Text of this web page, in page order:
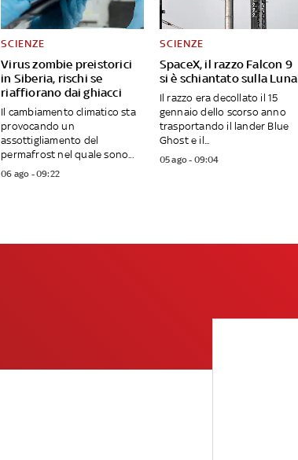
Virus zombie preistorici
in Siberia, rischi se
riaffiorano dai ghiacci
SCIENZE
Il cambiamento climatico sta
provocando un
assottigliamento del
permafrost nel quale sono...
06 ago - 09:22
SpaceX, il razzo Falcon 9
si è schiantato sulla Luna
SCIENZE
Il razzo era decollato il 15
gennaio dello scorso anno
trasportando il lander Blue
Ghost e il...
05 ago - 09:04